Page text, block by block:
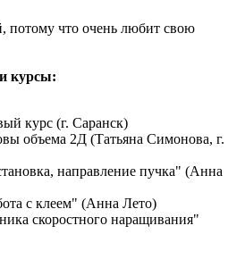
потому что очень любит свою
курсы:
курс (г. Саранск)
объема 2Д (Татьяна Симонова, г.
направление пучка" (Анна
с клеем" (Анна Лето)
скоростного наращивания"